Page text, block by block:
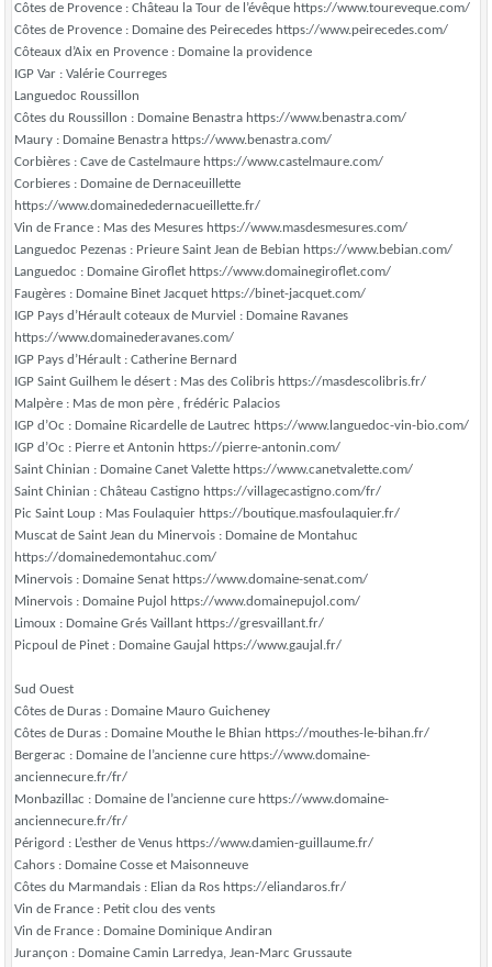
Côtes de Provence : Château la Tour de l’évêque https://www.toureveque.com/
Côtes de Provence : Domaine des Peirecedes https://www.peirecedes.com/
Côteaux d’Aix en Provence : Domaine la providence
IGP Var : Valérie Courreges
Languedoc Roussillon
Côtes du Roussillon : Domaine Benastra https://www.benastra.com/
Maury : Domaine Benastra https://www.benastra.com/
Corbières : Cave de Castelmaure https://www.castelmaure.com/
Corbieres : Domaine de Dernaceuillette
https://www.domainededernacueillette.fr/
Vin de France : Mas des Mesures https://www.masdesmesures.com/
Languedoc Pezenas : Prieure Saint Jean de Bebian https://www.bebian.com/
Languedoc : Domaine Giroflet https://www.domainegiroflet.com/
Faugères : Domaine Binet Jacquet https://binet-jacquet.com/
IGP Pays d’Hérault coteaux de Murviel : Domaine Ravanes
https://www.domainederavanes.com/
IGP Pays d’Hérault : Catherine Bernard
IGP Saint Guilhem le désert : Mas des Colibris https://masdescolibris.fr/
Malpère : Mas de mon père , frédéric Palacios
IGP d’Oc : Domaine Ricardelle de Lautrec https://www.languedoc-vin-bio.com/
IGP d’Oc : Pierre et Antonin https://pierre-antonin.com/
Saint Chinian : Domaine Canet Valette https://www.canetvalette.com/
Saint Chinian : Château Castigno https://villagecastigno.com/fr/
Pic Saint Loup : Mas Foulaquier https://boutique.masfoulaquier.fr/
Muscat de Saint Jean du Minervois : Domaine de Montahuc
https://domainedemontahuc.com/
Minervois : Domaine Senat https://www.domaine-senat.com/
Minervois : Domaine Pujol https://www.domainepujol.com/
Limoux : Domaine Grés Vaillant https://gresvaillant.fr/
Picpoul de Pinet : Domaine Gaujal https://www.gaujal.fr/
Sud Ouest
Côtes de Duras : Domaine Mauro Guicheney
Côtes de Duras : Domaine Mouthe le Bhian https://mouthes-le-bihan.fr/
Bergerac : Domaine de l’ancienne cure https://www.domaine-
anciennecure.fr/fr/
Monbazillac : Domaine de l’ancienne cure https://www.domaine-
anciennecure.fr/fr/
Périgord : L’esther de Venus https://www.damien-guillaume.fr/
Cahors : Domaine Cosse et Maisonneuve
Côtes du Marmandais : Elian da Ros https://eliandaros.fr/
Vin de France : Petit clou des vents
Vin de France : Domaine Dominique Andiran
Jurançon : Domaine Camin Larredya, Jean-Marc Grussaute